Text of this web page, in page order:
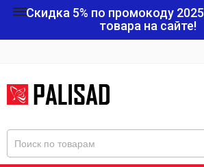
Скидка 5% по промокоду 2025
товара на сайте!